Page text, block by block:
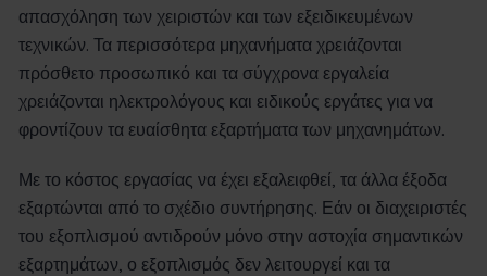
απασχόληση των χειριστών και των εξειδικευμένων
τεχνικών. Τα περισσότερα μηχανήματα χρειάζονται
πρόσθετο προσωπικό και τα σύγχρονα εργαλεία
χρειάζονται ηλεκτρολόγους και ειδικούς εργάτες για να
φροντίζουν τα ευαίσθητα εξαρτήματα των μηχανημάτων.
Με το κόστος εργασίας να έχει εξαλειφθεί, τα άλλα έξοδα
εξαρτώνται από το σχέδιο συντήρησης. Εάν οι διαχειριστές
του εξοπλισμού αντιδρούν μόνο στην αστοχία σημαντικών
εξαρτημάτων, ο εξοπλισμός δεν λειτουργεί και τα